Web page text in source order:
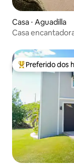
Casa ⋅ Aguadilla
Casa
Entre os
Preferido dos